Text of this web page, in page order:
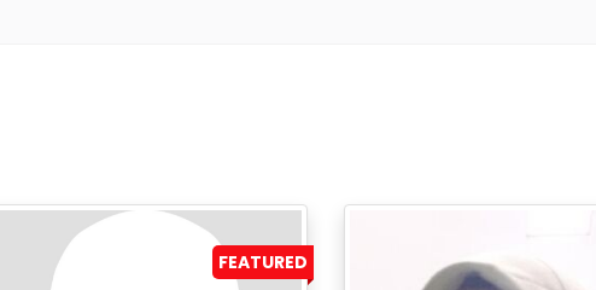
FEATURED